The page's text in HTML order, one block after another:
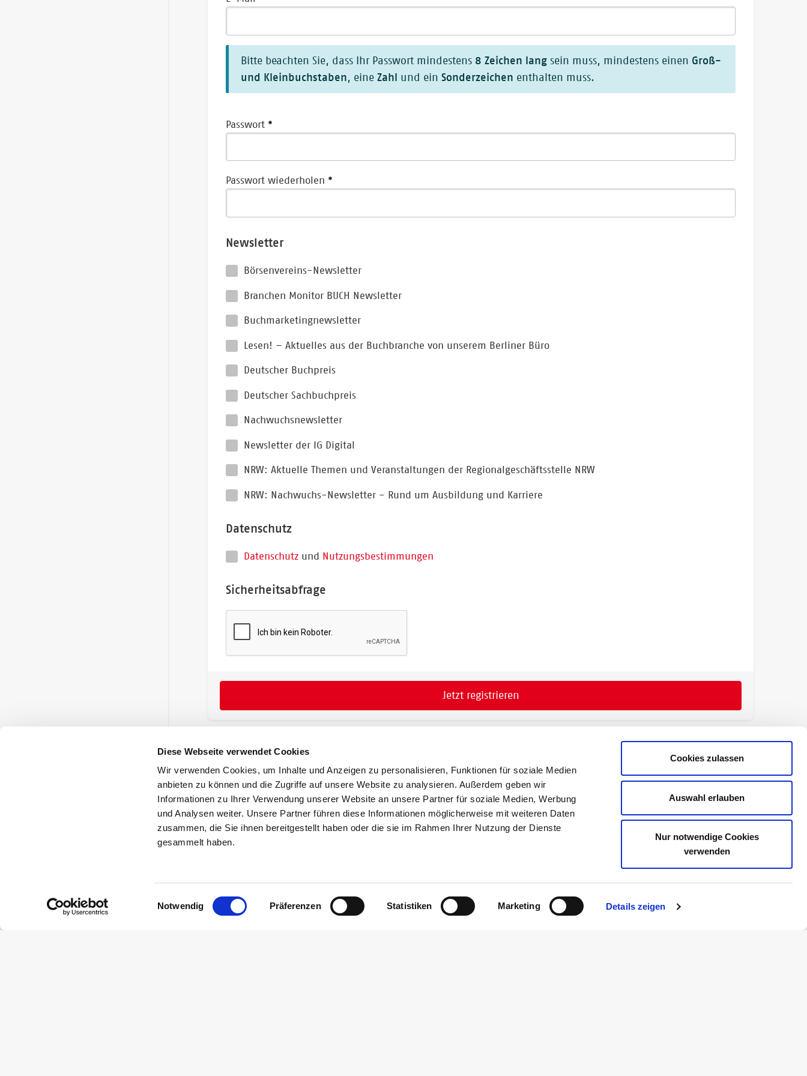
Diese Webseite verwendet Cookies
Wir verwenden Cookies, um Inhalte und Anzeigen zu personalisieren, Funktionen für soziale Medien
anbieten zu können und die Zugriffe auf unsere Website zu analysieren. Außerdem geben wir
Informationen zu Ihrer Verwendung unserer Website an unsere Partner für soziale Medien, Werbung
und Analysen weiter. Unsere Partner führen diese Informationen möglicherweise mit weiteren Daten
zusammen, die Sie ihnen bereitgestellt haben oder die sie im Rahmen Ihrer Nutzung der Dienste
gesammelt haben.
Einwilligungsauswahl
Notwendig Präferenzen Statistiken Marketing Details zeigen
Cookies zulassen
Auswahl erlauben
Nur notwendige Cookies
verwenden
Bitte beachten Sie, dass Ihr Passwort mindestens 8 Zeichen langsein muss, mindestens einen Groß-
und Kleinbuchstaben, eine Zahl und ein Sonderzeichen enthalten muss.
Passwort
Passwort wiederholen
Newsletter
Börsenvereins-Newsletter
Branchen Monitor BUCH Newsletter
Buchmarketingnewsletter
Lesen! – Aktuelles aus der Buchbranche von unserem Berliner Büro
Deutscher Buchpreis
Deutscher Sachbuchpreis
Nachwuchsnewsletter
Newsletter der IG Digital
NRW: Aktuelle Themen und Veranstaltungen der Regionalgeschäftsstelle NRW
NRW: Nachwuchs-Newsletter - Rund um Ausbildung und Karriere
Datenschutz
Datenschutz und Nutzungsbestimmungen
Sicherheitsabfrage
Jetzt registrieren